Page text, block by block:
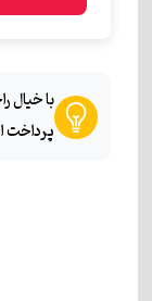
با خیال
پرداخت